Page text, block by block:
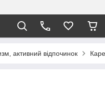
активний відпочинок